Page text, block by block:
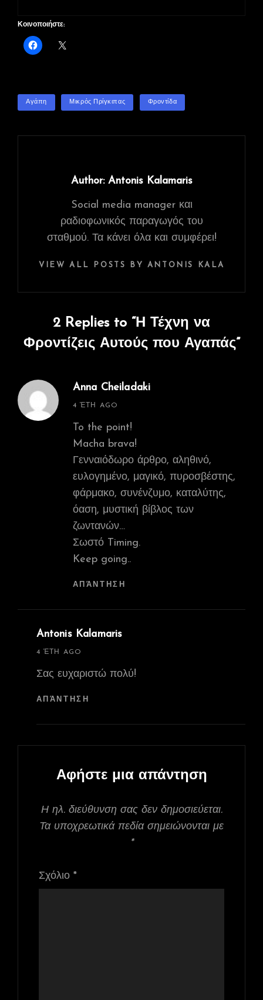
Κοινοποιήστε:
TAGS
Αγάπη Μικρός Πρίγκιπας Φροντίδα
Author:Antonis Kalamaris
Social media manager και
ραδιοφωνικός παραγωγός του
σταθμού. Τα κάνει όλα και συμφέρει!
VIEW ALL POSTS BY ANTONIS KALAMARIS
2 Replies to “Η Τέχνη να
Φροντίζεις Αυτούς που Αγαπάς”
Anna Cheiladaki
says:
4 ΈΤΗ AGO
To the point!
Macha brava!
Γενναιόδωρο άρθρο, αληθινό,
ευλογημένο, μαγικό, πυροσβέστης,
φάρμακο, συνένζυμο, καταλύτης,
όαση, μυστική βίβλος των
ζωντανών…
Σωστό Timing.
Keep going..
ΑΠΆΝΤΗΣΗ
Antonis Kalamaris
says:
4 ΈΤΗ AGO
Σας ευχαριστώ πολύ!
ΑΠΆΝΤΗΣΗ
Αφήστε μια απάντηση
Η ηλ. διεύθυνση σας δεν δημοσιεύεται.
Τα υποχρεωτικά πεδία σημειώνονται με
*
Σχόλιο *